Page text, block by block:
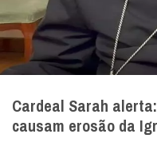
Cardeal Sarah
causam erosão da